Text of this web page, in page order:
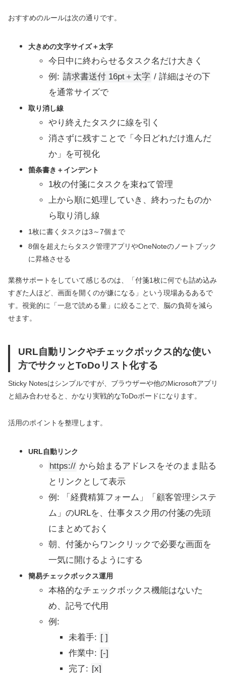
おすすめのルールは次の通りです。
大きめの文字サイズ＋太字
今日中に終わらせるタスク名だけ大きく
例: 請求書送付 16pt＋太字 / 詳細はその下
を通常サイズで
取り消し線
やり終えたタスクに線を引く
消さずに残すことで「今日どれだけ進んだ
か」を可視化
箇条書き＋インデント
1枚の付箋にタスクを束ねて管理
上から順に処理していき、終わったものか
ら取り消し線
1枚に書くタスクは3～7個まで
8個を超えたらタスク管理アプリやOneNoteのノートブック
に昇格させる
業務サポートをしていて感じるのは、「付箋1枚に何でも詰め込み
すぎた人ほど、画面を開くのが嫌になる」という現場あるあるで
す。視覚的に「一息で読める量」に絞ることで、脳の負荷を減ら
せます。
URL自動リンクやチェックボックス的な使い
方でサクッとToDoリスト化する
Sticky Notesはシンプルですが、ブラウザーや他のMicrosoftアプリ
と組み合わせると、かなり実戦的なToDoボードになります。
活用のポイントを整理します。
URL自動リンク
https:// から始まるアドレスをそのまま貼る
とリンクとして表示
例: 「経費精算フォーム」「顧客管理システ
ム」のURLを、仕事タスク用の付箋の先頭
にまとめておく
朝、付箋からワンクリックで必要な画面を
一気に開けるようにする
簡易チェックボックス運用
本格的なチェックボックス機能はないた
め、記号で代用
例:
未着手: [ ]
作業中: [-]
完了: [x]